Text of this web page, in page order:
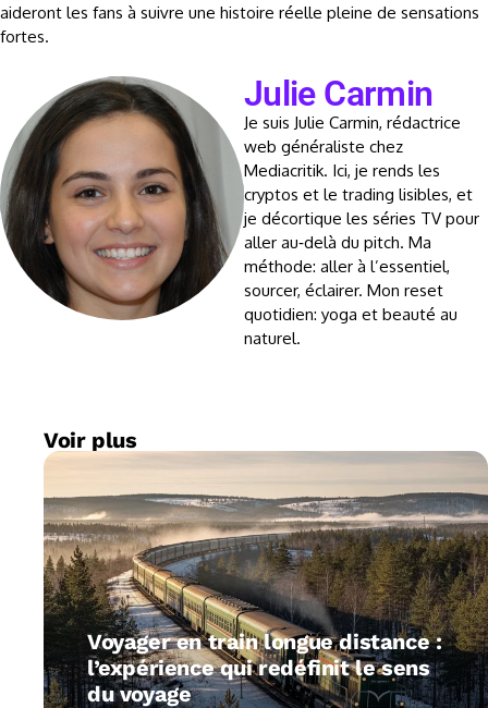
aideront les fans à suivre une histoire réelle pleine de sensations
fortes.
Julie Carmin
Je suis Julie Carmin, rédactrice
web généraliste chez
Mediacritik. Ici, je rends les
cryptos et le trading lisibles, et
je décortique les séries TV pour
aller au‑delà du pitch. Ma
méthode: aller à l’essentiel,
sourcer, éclairer. Mon reset
quotidien: yoga et beauté au
naturel.
Voir plus
Voyager en train longue distance :
l’expérience qui redéfinit le sens
du voyage